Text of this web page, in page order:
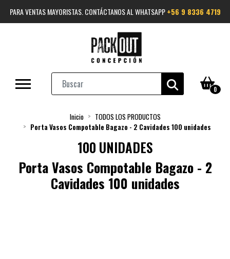
PARA VENTAS MAYORISTAS. CONTÁCTANOS AL WHATSAPP+56 9 8336 4719
0
Inicio
TODOS LOS PRODUCTOS
Porta Vasos Compotable Bagazo - 2 Cavidades 100 unidades
100 UNIDADES
Porta Vasos Compotable Bagazo - 2
Cavidades 100 unidades